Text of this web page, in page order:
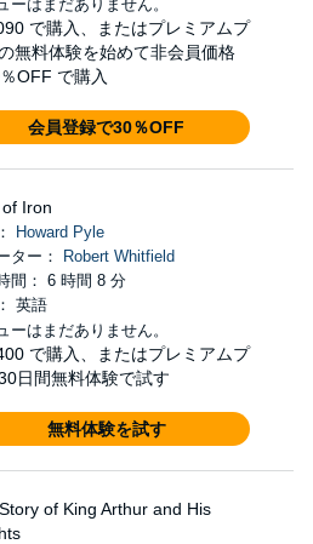
ーはまだありません。
で購入、またはプレミアムプ
無料体験を始めて非会員価格
OFF で購入
会員登録で30％OFF
Iron
Howard Pyle
ター：
Robert Whitfield
間： 6 時間 8 分
英語
ーはまだありません。
で購入、またはプレミアムプ
日間無料体験で試す
無料体験を試す
of King Arthur and His